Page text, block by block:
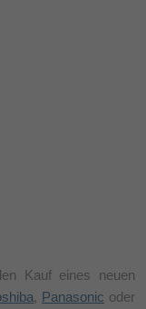
Kauf eines neuen
, Panasonic oder